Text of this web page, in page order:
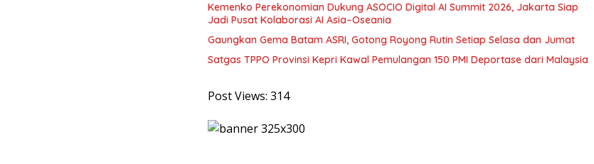
Kemenko Perekonomian Dukung ASOCIO Digital AI Summit 2026, Jakarta Siap
Jadi Pusat Kolaborasi AI Asia–Oseania
Gaungkan Gema Batam ASRI, Gotong Royong Rutin Setiap Selasa dan Jumat
Satgas TPPO Provinsi Kepri Kawal Pemulangan 150 PMI Deportase dari Malaysia
Post Views: 314